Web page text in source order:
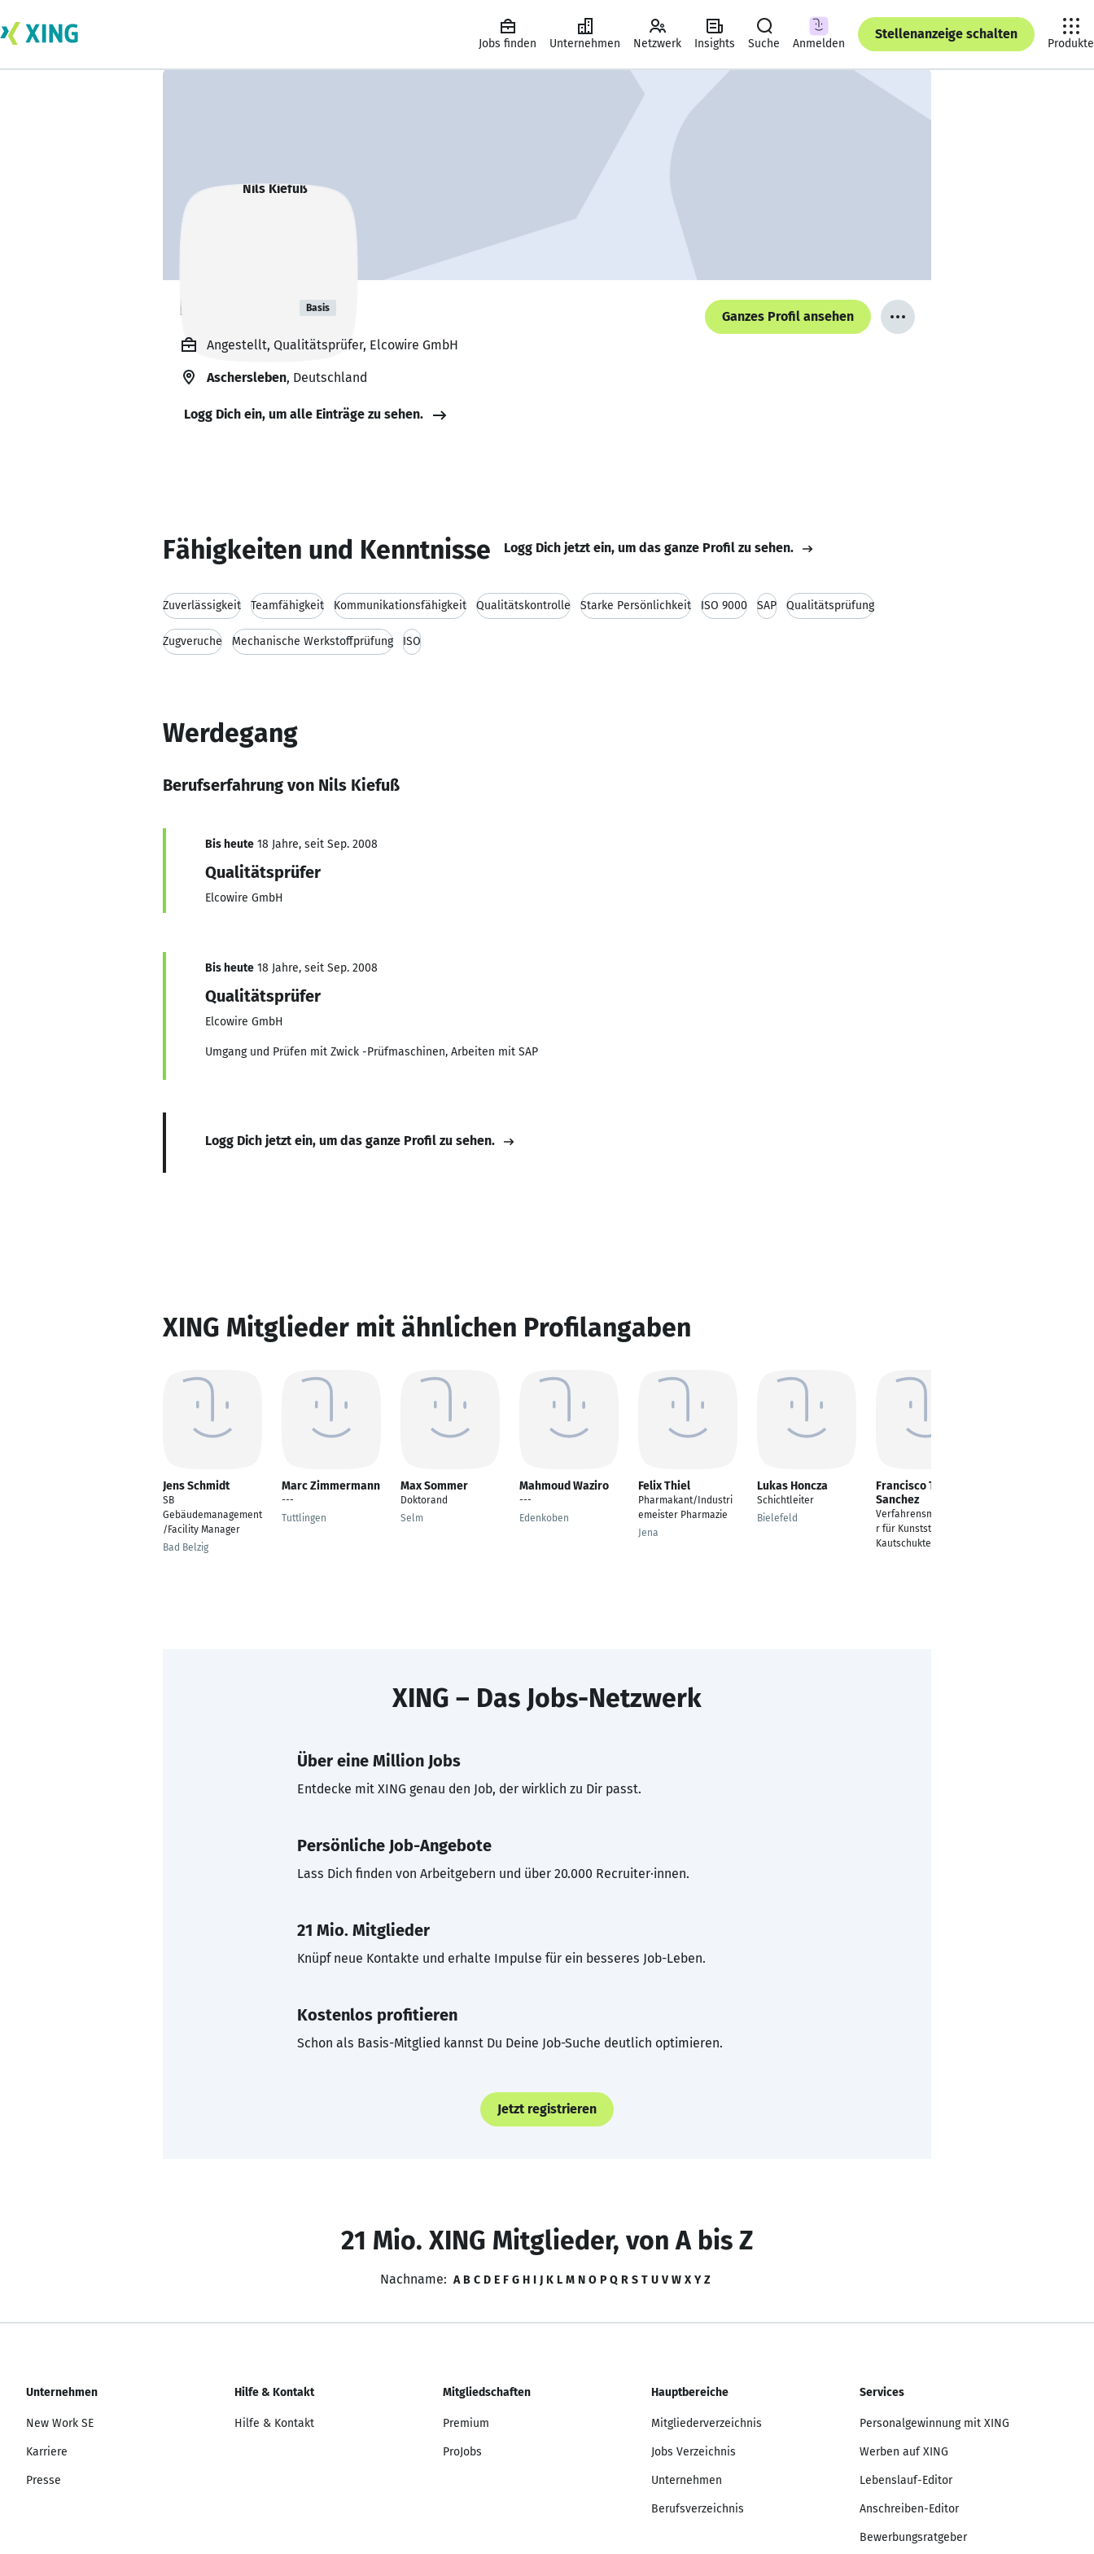
Jobs finden Unternehmen Netzwerk Insights Suche Anmelden
Stellenanzeige schalten
Produkte
Nils Kiefuß Basis
Ganzes Profil ansehen
Angestellt, Qualitätsprüfer, Elcowire GmbH
Aschersleben, Deutschland
Logg Dich ein, um alle Einträge zu sehen.
Fähigkeiten und Kenntnisse Logg Dich jetzt ein, um das ganze Profil zu sehen.
Zuverlässigkeit Teamfähigkeit Kommunikationsfähigkeit Qualitätskontrolle Starke Persönlichkeit ISO 9000 SAP Qualitätsprüfung
Zugveruche Mechanische Werkstoffprüfung ISO
Werdegang
Berufserfahrung von Nils Kiefuß
Bis heute 18 Jahre, seit Sep. 2008
Qualitätsprüfer
Elcowire GmbH
Bis heute 18 Jahre, seit Sep. 2008
Qualitätsprüfer
Elcowire GmbH
Umgang und Prüfen mit Zwick -Prüfmaschinen, Arbeiten mit SAP
Logg Dich jetzt ein, um das ganze Profil zu sehen.
XING Mitglieder mit ähnlichen Profilangaben
Jens Schmidt
SB
Gebäudemanagement
/Facility Manager
Bad Belzig
Marc Zimmermann
---
Tuttlingen
Max Sommer
Doktorand
Selm
Mahmoud Waziro
---
Edenkoben
Felix Thiel
Pharmakant/Industri
emeister Pharmazie
Jena
Lukas Honcza
Schichtleiter
Bielefeld
Francisco Tena
Sanchez
Verfahrensmechanike
r für Kunststoff und
Kautschuktechnik
XING – Das Jobs-Netzwerk
Über eine Million Jobs
Entdecke mit XING genau den Job, der wirklich zu Dir passt.
Persönliche Job-Angebote
Lass Dich finden von Arbeitgebern und über 20.000 Recruiter·innen.
21 Mio. Mitglieder
Knüpf neue Kontakte und erhalte Impulse für ein besseres Job-Leben.
Kostenlos profitieren
Schon als Basis-Mitglied kannst Du Deine Job-Suche deutlich optimieren.
Jetzt registrieren
21 Mio. XING Mitglieder, von A bis Z
Nachname: A B C D E F G H I J K L M N O P Q R S T U V W X Y Z
Unternehmen
New Work SE
Karriere
Presse
Hilfe & Kontakt
Hilfe & Kontakt
Mitgliedschaften
Premium
ProJobs
Hauptbereiche
Mitgliederverzeichnis
Jobs Verzeichnis
Unternehmen
Berufsverzeichnis
Services
Personalgewinnung mit XING
Werben auf XING
Lebenslauf-Editor
Anschreiben-Editor
Bewerbungsratgeber